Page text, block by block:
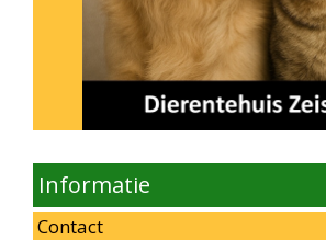
Informatie
Contact